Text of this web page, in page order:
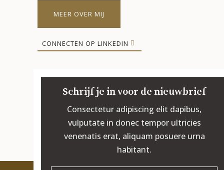
MEER OVER MIJ
CONNECTEN OP LINKEDIN
Schrijf je in voor de nieuwbrief
Consectetur adipiscing elit dapibus,
vulputate in donec tempor ultricies
venenatis erat, aliquam posuere urna
habitant.